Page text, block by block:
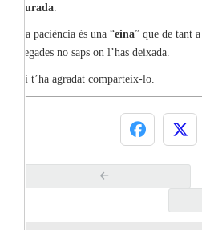
durada
La paciència és una “eina” que de tant
vegades no saps on l’has deixada.
Si t’ha agradat comparteix-lo.